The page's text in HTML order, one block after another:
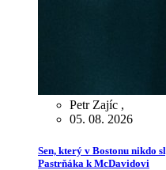
Petr Zajíc ,
05. 08. 2026
Sen, který v Bostonu nikdo
Pastrňáka k McDavidovi